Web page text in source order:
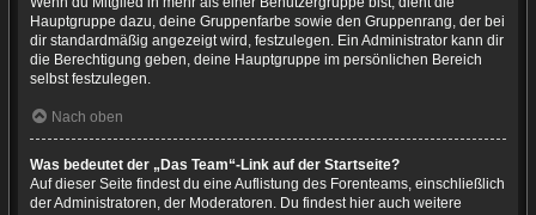
Hauptgruppe dazu, deine Gruppenfarbe sowie den Gruppenrang, der bei
dir standardmäßig angezeigt wird, festzulegen. Ein Administrator kann dir
die Berechtigung geben, deine Hauptgruppe im persönlichen Bereich
selbst festzulegen.
Nach oben
Was bedeutet der „Das Team“-Link auf der Startseite?
Auf dieser Seite findest du eine Auflistung des Forenteams, einschließlich
der Administratoren, der Moderatoren. Du findest hier auch weitere